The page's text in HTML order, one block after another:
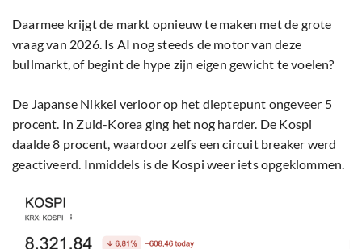
Daarmee krijgt de markt opnieuw te maken met de grote
vraag van 2026. Is AI nog steeds de motor van deze
bullmarkt, of begint de hype zijn eigen gewicht te voelen?
De Japanse Nikkei verloor op het dieptepunt ongeveer 5
procent. In Zuid-Korea ging het nog harder. De Kospi
daalde 8 procent, waardoor zelfs een circuit breaker werd
geactiveerd. Inmiddels is de Kospi weer iets opgeklommen.